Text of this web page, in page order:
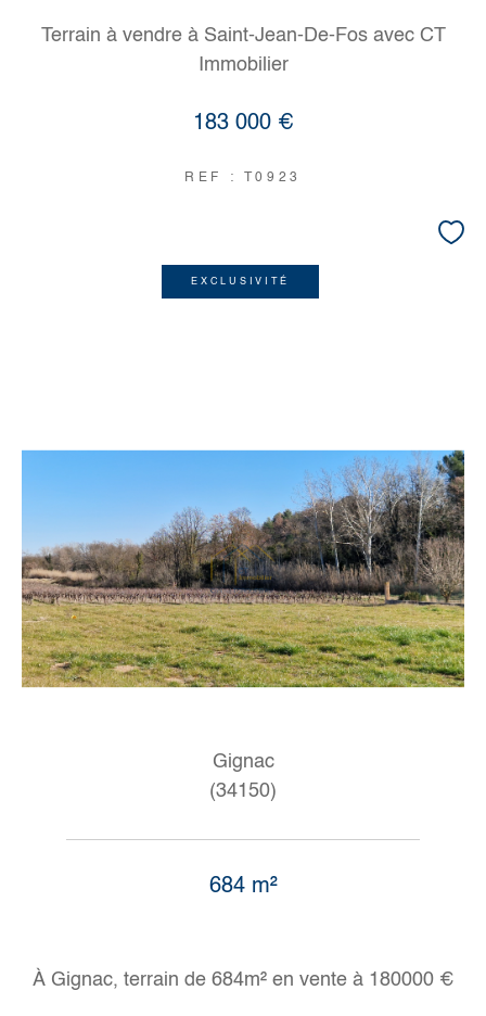
Terrain à vendre à Saint-Jean-De-Fos avec CT
Immobilier
183 000 €
REF : T0923
EXCLUSIVITÉ
Gignac
(34150)
684 m²
À Gignac, terrain de 684m² en vente à 180000 €